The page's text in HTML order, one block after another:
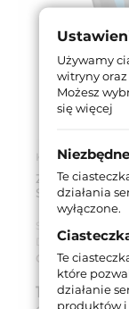
Kod produktu:
ZEWNĘTRZNY
SMART 2.0
Dostępność:
Czas dostawy:
1 329,14 zł
Używamy
witryny
Możesz
się więcej
Te
działania
wyłączone.
Te
które
działanie
produktów i